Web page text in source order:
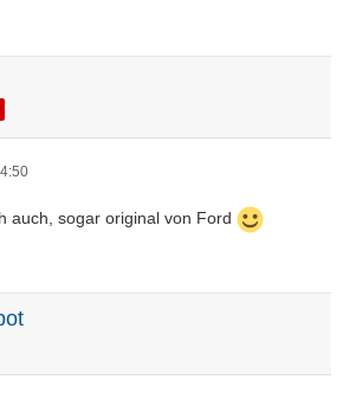
auch, sogar original von Ford